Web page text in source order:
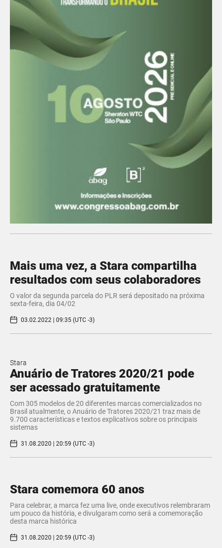
Mais uma vez, a Stara compartilha
resultados com seus colaboradores
O valor da segunda parcela do PLR será depositado na próxima
sexta-feira, dia 04/02
03.02.2022 | 09:35 (UTC -3)
Stara
Anuário de Tratores 2020/21 pode
ser acessado gratuitamente
Com 305 modelos de 20 diferentes marcas comercializados no
Brasil atualmente, o Anuário de Tratores 2020/21 traz mais de
9.700 características e textos explicativos sobre os principais
sistemas
31.08.2020 | 20:59 (UTC -3)
Stara comemora 60 anos
Para celebrar, a marca fez uma live, onde executivos relembraram
um pouco da história, e divulgaram como será a comemoração
desta marca histórica
31.08.2020 | 20:59 (UTC -3)